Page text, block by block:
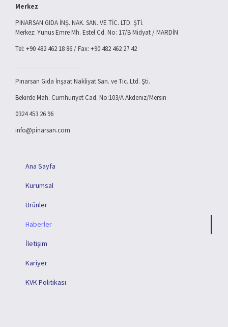
Merkez
PINARSAN GIDA İNŞ. NAK. SAN. VE TİC. LTD. ŞTİ.
Merkez: Yunus Emre Mh. Estel Cd. No: 17/B Midyat / MARDİN
Tel: +90 482 462 18 86 / Fax: +90 482 462 27 42
Pınarsan Gıda İnşaat Nakliyat San. ve Tic. Ltd. Şti.
Bekirde Mah. Cumhuriyet Cad. No:103/A Akdeniz/Mersin
0324 453 26 96
info@pinarsan.com
Ana Sayfa
Kurumsal
Ürünler
Haberler
İletişim
Kariyer
KVK Politikası